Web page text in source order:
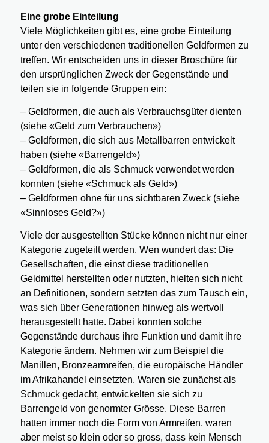
Eine grobe Einteilung
Viele Möglichkeiten gibt es, eine grobe Einteilung
unter den verschiedenen traditionellen Geldformen zu
treffen. Wir entscheiden uns in dieser Broschüre für
den ursprünglichen Zweck der Gegenstände und
teilen sie in folgende Gruppen ein:
– Geldformen, die auch als Verbrauchsgüter dienten
(siehe «Geld zum Verbrauchen»)
– Geldformen, die sich aus Metallbarren entwickelt
haben (siehe «Barrengeld»)
– Geldformen, die als Schmuck verwendet werden
konnten (siehe «Schmuck als Geld»)
– Geldformen ohne für uns sichtbaren Zweck (siehe
«Sinnloses Geld?»)
Viele der ausgestellten Stücke können nicht nur einer
Kategorie zugeteilt werden. Wen wundert das: Die
Gesellschaften, die einst diese traditionellen
Geldmittel herstellten oder nutzten, hielten sich nicht
an Definitionen, sondern setzten das zum Tausch ein,
was sich über Generationen hinweg als wertvoll
herausgestellt hatte. Dabei konnten solche
Gegenstände durchaus ihre Funktion und damit ihre
Kategorie ändern. Nehmen wir zum Beispiel die
Manillen, Bronzearmreifen, die europäische Händler
im Afrikahandel einsetzten. Waren sie zunächst als
Schmuck gedacht, entwickelten sie sich zu
Barrengeld von genormter Grösse. Diese Barren
hatten immer noch die Form von Armreifen, waren
aber meist so klein oder so gross, dass kein Mensch